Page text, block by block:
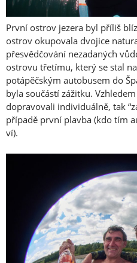
První ostrov jezera byl příliš
ostrov okupovala dvojice
přesvědčování nezadaných
ostrovu třetímu, který se stal
potápěčským autobusem do
byla součástí zážitku.
dopravovali individuálně, tak
případě první plavba (kdo tím
ví).